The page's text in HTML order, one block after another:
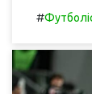
#